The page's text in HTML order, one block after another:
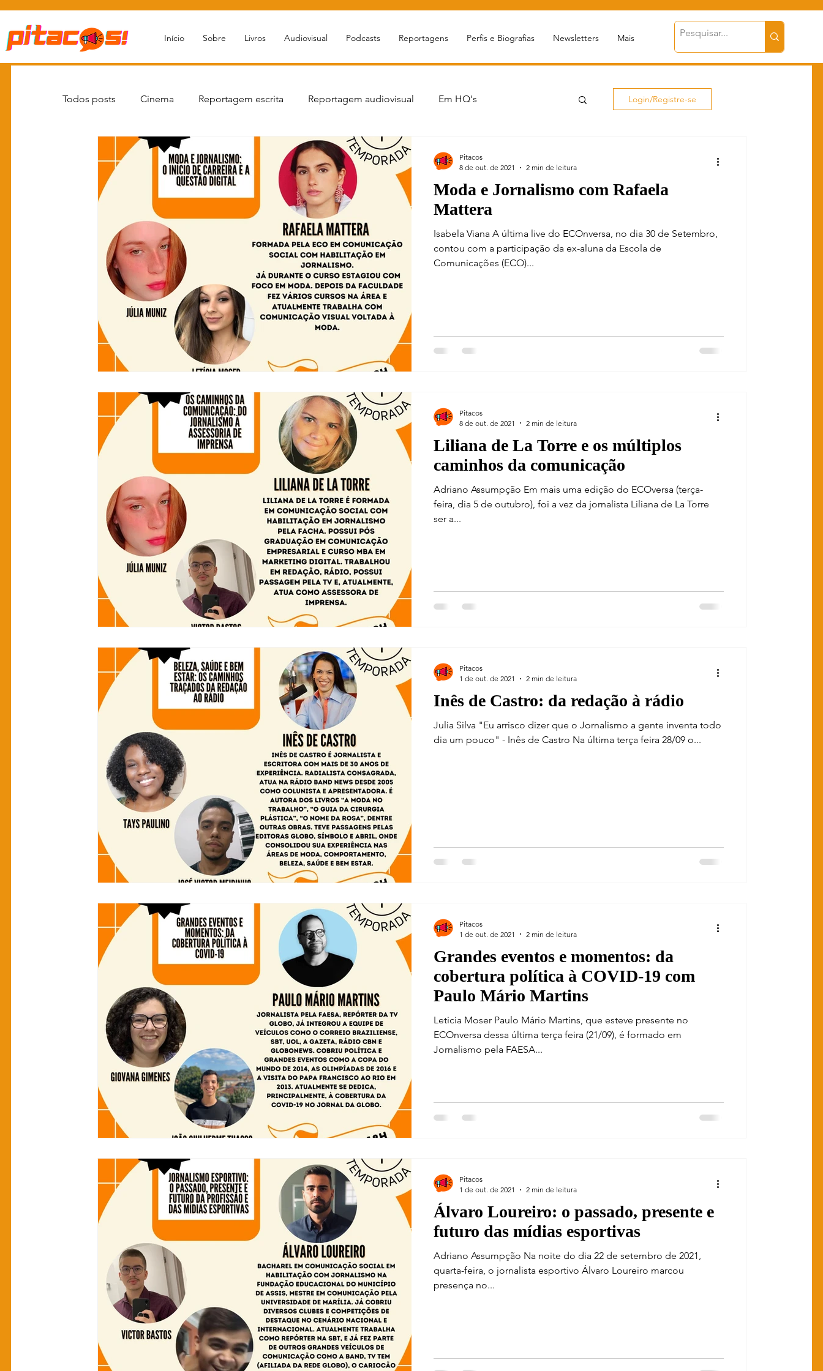
Início Sobre Livros Audiovisual Podcasts Reportagens Perfis e Biografias Newsletters Mais
Todos posts Cinema Reportagem escrita Reportagem audiovisual Em HQ's
Novas Estratégias Narrativas Livro reportagem Livro sobre jornalismo
Livros Newsletters Reportagens Cursos Games&Tec ECOnversa Esportes
Moda Grandes Personalidades Questões Socioambientais MigrEcos Ciência
manual pitacos Categoria teste HQ's Cultura Política
Podcasts Pitecos Perfis e Biografias
Login/Registre-se
Moda e Jornalismo com Rafaela
Mattera
Isabela Viana A última live do ECOnversa, no dia 30 de Setembro,
contou com a participação da ex-aluna da Escola de
Comunicações (ECO)...
Pitacos
8 de out. de 2021
2 min de leitura
Liliana de La Torre e os múltiplos
caminhos da comunicação
Adriano Assumpção Em mais uma edição do ECOversa (terça-
feira, dia 5 de outubro), foi a vez da jornalista Liliana de La Torre
ser a...
Pitacos
8 de out. de 2021
2 min de leitura
Inês de Castro: da redação à rádio
Julia Silva "Eu arrisco dizer que o Jornalismo a gente inventa todo
dia um pouco" - Inês de Castro Na última terça feira 28/09 o...
Pitacos
1 de out. de 2021
2 min de leitura
Grandes eventos e momentos: da
cobertura política à COVID-19 com
Paulo Mário Martins
Leticia Moser Paulo Mário Martins, que esteve presente no
ECOnversa dessa última terça feira (21/09), é formado em
Jornalismo pela FAESA...
Pitacos
1 de out. de 2021
2 min de leitura
Álvaro Loureiro: o passado, presente e
futuro das mídias esportivas
Adriano Assumpção Na noite do dia 22 de setembro de 2021,
quarta-feira, o jornalista esportivo Álvaro Loureiro marcou
presença no...
Pitacos
1 de out. de 2021
2 min de leitura